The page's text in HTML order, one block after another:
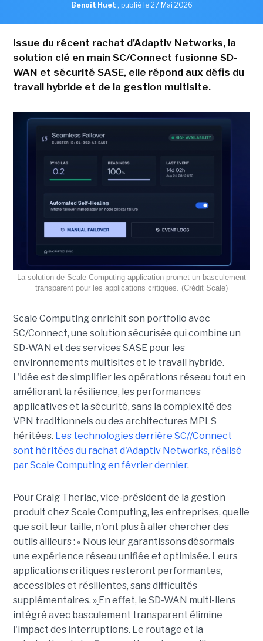
Benoît Huet , publié le 27 Mai 2026
Issue du récent rachat d'Adaptiv Networks, la
solution clé en main SC/Connect fusionne SD-
WAN et sécurité SASE, elle répond aux défis du
travail hybride et de la gestion multisite.
La solution de Scale Computing application promet un basculement
transparent pour les applications critiques. (Crédit Scale)
Scale Computing enrichit son portfolio avec
SC/Connect, une solution sécurisée qui combine un
SD-WAN et des services SASE pour les
environnements multisites et le travail hybride.
L'idée est de simplifier les opérations réseau tout en
améliorant la résilience, les performances
applicatives et la sécurité, sans la complexité des
VPN traditionnels ou des architectures MPLS
héritées. Les technologies derrière SC//Connect
sont héritées du rachat d'Adaptiv Networks, réalisé
par Scale Computing en février dernier.
Pour Craig Theriac, vice-président de la gestion
produit chez Scale Computing, les entreprises, quelle
que soit leur taille, n'ont plus à aller chercher des
outils ailleurs : « Nous leur garantissons désormais
une expérience réseau unifiée et optimisée. Leurs
applications critiques resteront performantes,
accessibles et résilientes, sans difficultés
supplémentaires. » En effet, le SD-WAN multi-liens
intégré avec basculement transparent élimine
l'impact des interruptions. Le routage et la